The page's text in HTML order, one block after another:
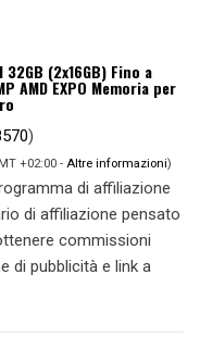
32GB (2x16GB) Fino a
AMD EXPO Memoria per
)
+02:00 - Altre informazioni)
di affiliazione
di affiliazione pensato
commissioni
di pubblicità e link a